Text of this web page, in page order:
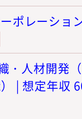
ポレーショ
・人材開発
| 想定年収